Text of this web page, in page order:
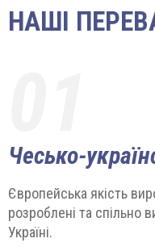
НАШІ
Чесько-
Європейська якість
розроблені та спільно
Україні.